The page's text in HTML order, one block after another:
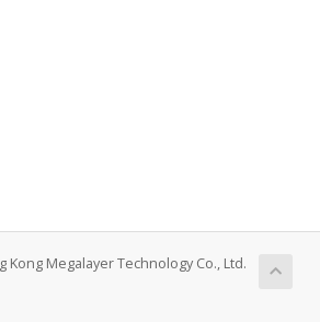
Kong Megalayer Technology Co., Ltd.